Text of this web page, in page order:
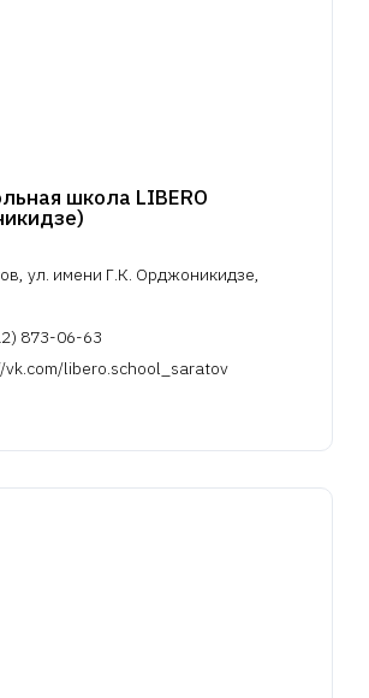
школа LIBERO
ул. имени Г.К. Орджоникидзе,
873-06-63
vk.com/libero.school_saratov